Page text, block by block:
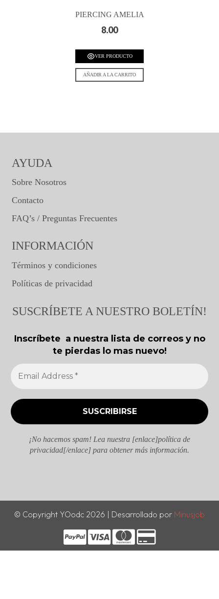
PIERCING AMELIA
8.00
VER PRODUCTO
AÑADIR A LA CARRITO
AYUDA
Sobre Nosotros
Contacto
FAQ’s / Preguntas Frecuentes
INFORMACIÓN
Términos y condiciones
Políticas de privacidad
SUSCRÍBETE A NUESTRO BOLETÍN!
Inscríbete a nuestra lista de correos y no
te pierdas lo mas nuevo!
¡No hacemos spam! Lea nuestra [enlace]política de
privacidad[/enlace] para obtener más información.
© Copyright YOodc 2026 | Desarrollado por Minusjob